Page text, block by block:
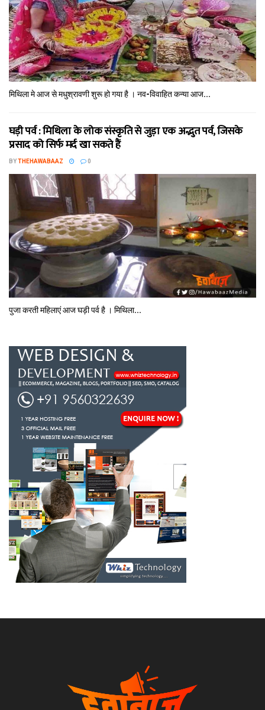
मिथि‍ला मे आज से मधुश्रावणी शुरू हो गया है । नव-विवाहित कन्‍या आज...
घड़ी पर्व : मिथि‍ला के लोक संस्कृति से जुड़ा एक अद्भुत पर्व, जिसके
प्रसाद को सिर्फ मर्द खा सकते हैं
BYTHEHAWABAAZ 0
पुजा करती महिलाएं आज घड़ी पर्व है । मिथि‍ला...